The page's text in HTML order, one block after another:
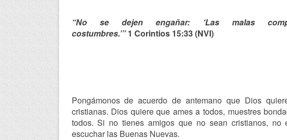
“No se dejen engañar: ‘Las malas
costumbres.’” 1 Corintios15:33 (NVI)
Pongámonos de acuerdo de antemano que Dios
cristianas. Dios quiere que ames a todos, muestres
todos. Si no tienes amigos que no sean cristianos, no
escuchar las Buenas Nuevas.